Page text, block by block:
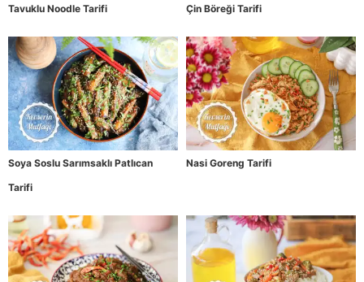
Tavuklu Noodle Tarifi Çin Böreği Tarifi
Soya Soslu Sarımsaklı Patlıcan
Tarifi
Nasi Goreng Tarifi